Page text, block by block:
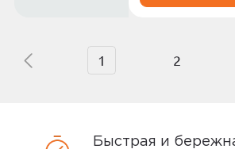
1 2
Быстрая и